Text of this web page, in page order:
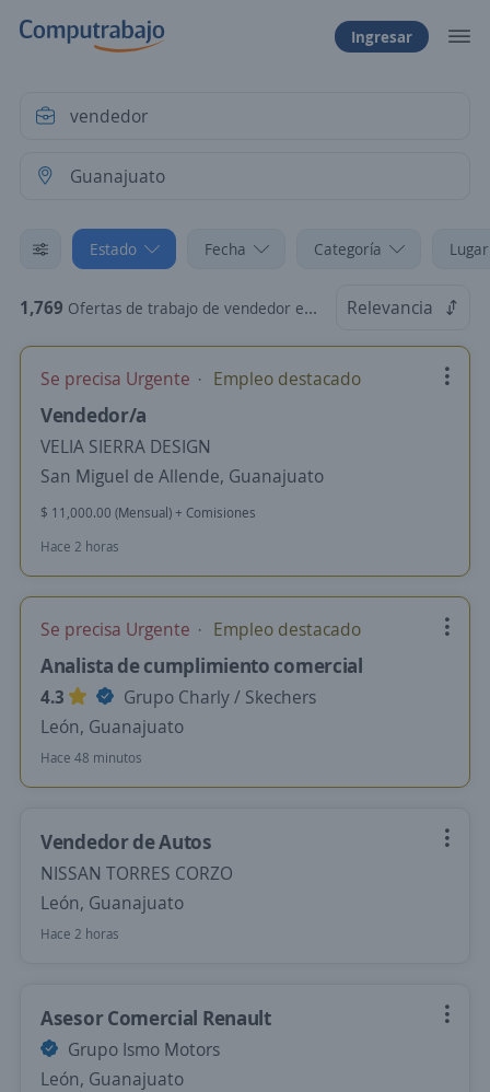
Ingresar
Estado Fecha Categoría
1,769 Ofertas de trabajo de vendedor en Guanajuato Relevancia
Se precisa Urgente Empleo destacado
Vendedor/a
VELIA SIERRA DESIGN
San Miguel de Allende, Guanajuato
$ 11,000.00 (Mensual) + Comisiones
Hace 2 horas
Se precisa Urgente Empleo destacado
Analista de cumplimiento comercial
4.3
Grupo Charly / Skechers
León, Guanajuato
Hace 48 minutos
Vendedor de Autos
NISSAN TORRES CORZO
León, Guanajuato
Hace 2 horas
Asesor Comercial Renault
Grupo Ismo Motors
León, Guanajuato